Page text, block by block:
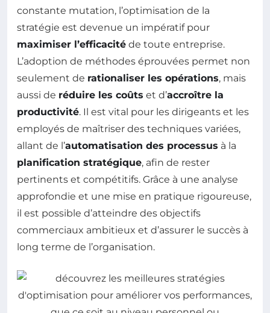
constante mutation, l’optimisation de la
stratégie est devenue un impératif pour
maximiser l’efficacité de toute entreprise.
L’adoption de méthodes éprouvées permet non
seulement de rationaliser les opérations, mais
aussi de réduire les coûts et d’accroître la
productivité. Il est vital pour les dirigeants et les
employés de maîtriser des techniques variées,
allant de l’automatisation des processus à la
planification stratégique, afin de rester
pertinents et compétitifs. Grâce à une analyse
approfondie et une mise en pratique rigoureuse,
il est possible d’atteindre des objectifs
commerciaux ambitieux et d’assurer le succès à
long terme de l’organisation.